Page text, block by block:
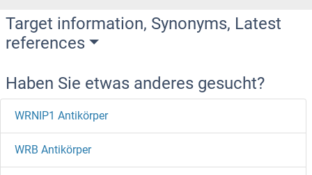
Target information, Synonyms, Latest
references
Haben Sie etwas anderes gesucht?
WRNIP1 Antikörper
WRB Antikörper